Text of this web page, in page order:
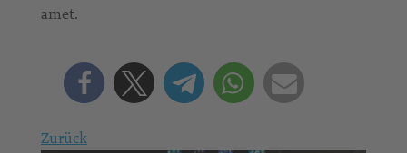
amet.
Zurück